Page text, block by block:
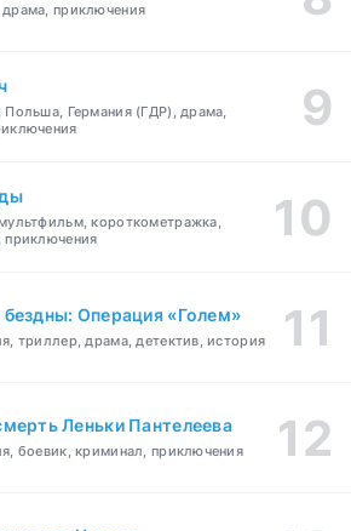
приключения
Германия (ГДР), драма,
короткометражка,
приключения
Операция «Голем»
триллер, драма, детектив, история
Леньки Пантелеева
боевик, криминал, приключения